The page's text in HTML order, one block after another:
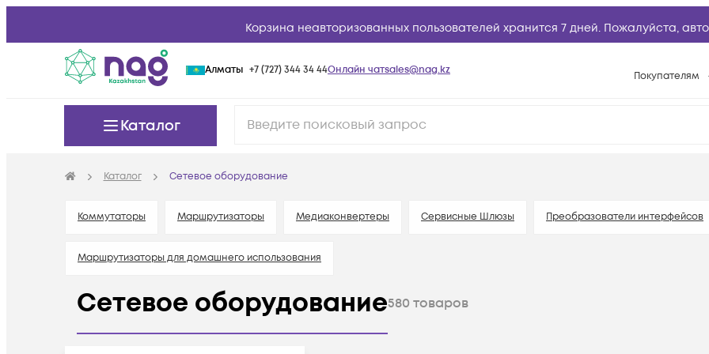
Корзина неавторизованных пользователей хранится 7 дней. Пожалуйста,
Алматы +7 (727) 344 34 44Онлайн чатsales@nag.kz Покупателям
Вопросы и
Каталог
Каталог Сетевое оборудование
Коммутаторы Маршрутизаторы Медиаконвертеры Сервисные Шлюзы Преобразователи интерфейсов
Маршрутизаторы для домашнего использования
Сетевое оборудование580 товаров